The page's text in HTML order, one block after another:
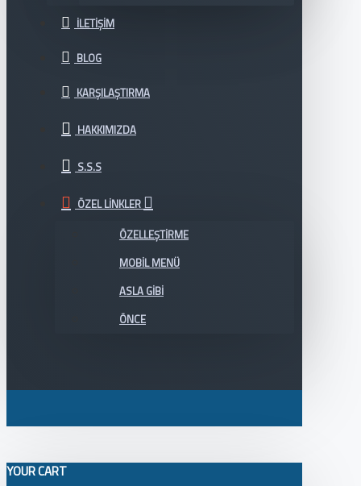
İLETIŞIM
BLOG
KARŞILAŞTIRMA
HAKKIMIZDA
S.S.S
ÖZEL LINKLER
ÖZELLEŞTIRME
MOBIL MENÜ
ASLA GIBI
ÖNCE
YOUR CART